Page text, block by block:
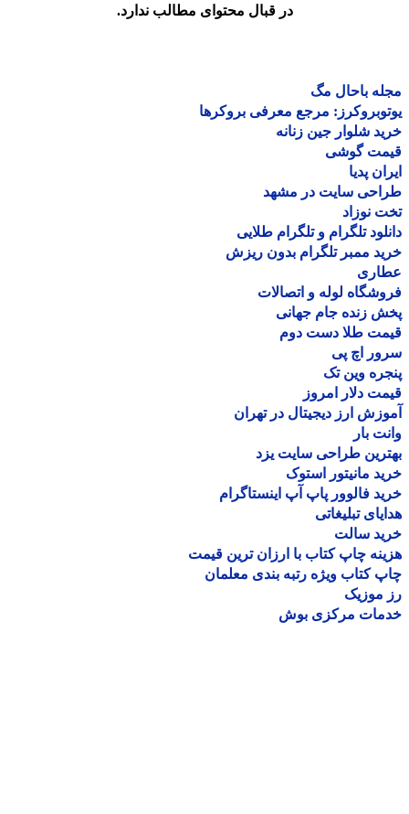
در قبال محتوای مطالب ندارد.
باحال مگ
مرجع معرفی بروکرها
شلوار جین زنانه
گوشی
پدیا
سایت در مشهد
نوزاد
تلگرام و تلگرام طلایی
ممبر تلگرام بدون ریزش
لوله و اتصالات
زنده جام جهانی
طلا دست دوم
اچ پی
وین تک
دلار امروز
ارز دیجیتال در تهران
بار
طراحی سایت یزد
مانیتور استوک
فالوور پاپ آپ اینستاگرام
تبلیغاتی
سالت
چاپ کتاب با ارزان ترین قیمت
کتاب ویژه رتبه بندی معلمان
موزیک
مرکزی بوش